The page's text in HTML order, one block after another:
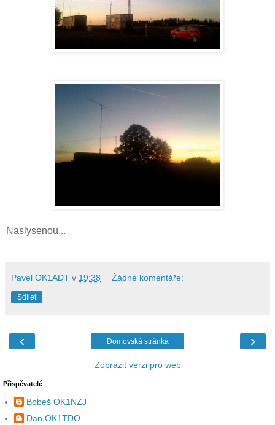
Naslysenou...
Pavel OK1ADT v 19:38 Žádné komentáře:
Sdílet
‹ ›
Domovská stránka
Zobrazit verzi pro web
Přispěvatelé
Bobeš OK1NZJ
Dan OK1TDO